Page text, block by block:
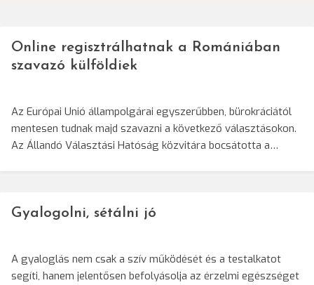
Online regisztrálhatnak a Romániában
szavazó külföldiek
Az Európai Unió állampolgárai egyszerűbben, bürokráciától
mentesen tudnak majd szavazni a következő választásokon.
Az Állandó Választási Hatóság közvitára bocsátotta a…
Gyalogolni, sétálni jó
A gyaloglás nem csak a szív működését és a testalkatot
segíti, hanem jelentősen befolyásolja az érzelmi egészséget